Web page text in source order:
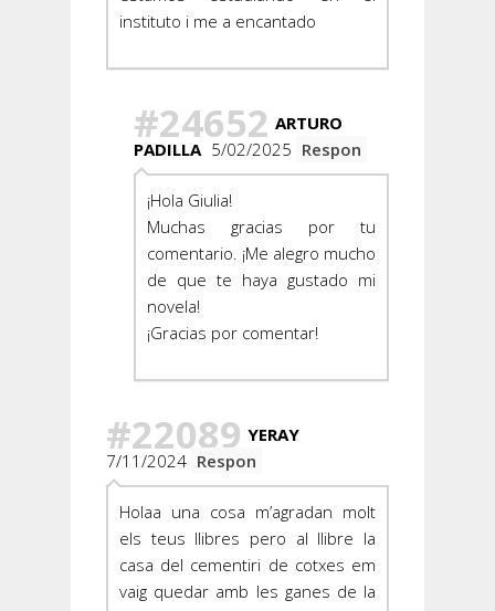
instituto i me a encantado
#24652 ARTURO
PADILLA 5/02/2025 Respon
¡Hola Giulia!
Muchas gracias por tu
comentario. ¡Me alegro mucho
de que te haya gustado mi
novela!
¡Gracias por comentar!
#22089 YERAY
7/11/2024 Respon
Holaa una cosa m’agradan molt
els teus llibres pero al llibre la
casa del cementiri de cotxes em
vaig quedar amb les ganes de la